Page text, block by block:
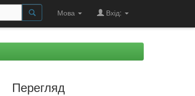
Мова Вхід:
Перегляд